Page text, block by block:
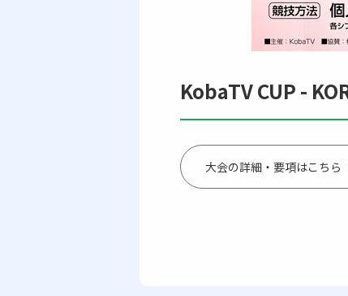
KobaTV CUP -
大会の詳細・要項はこちら